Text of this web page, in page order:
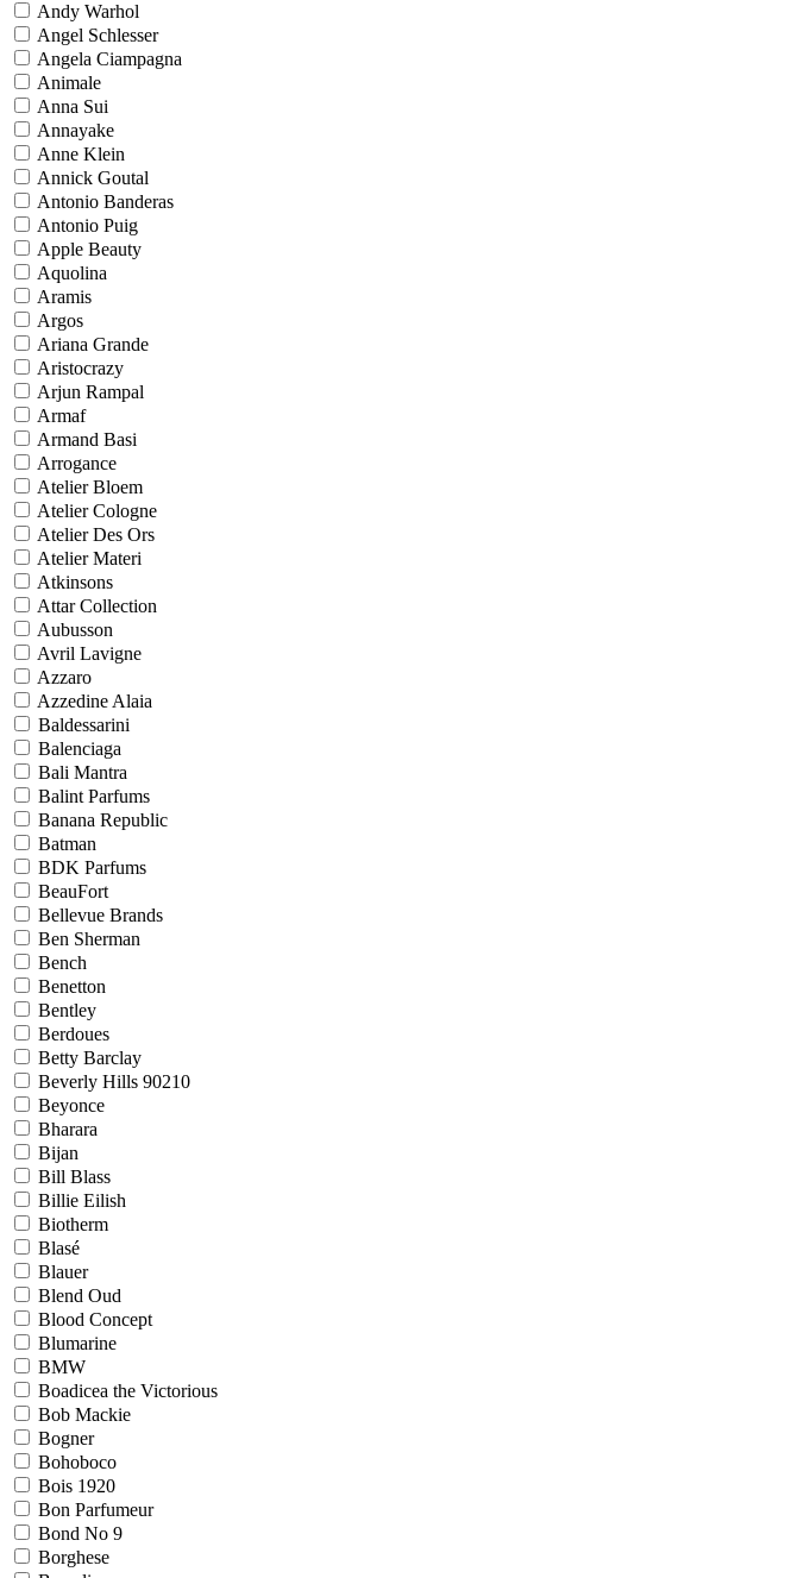
Andy Warhol
Angel Schlesser
Angela Ciampagna
Animale
Anna Sui
Annayake
Anne Klein
Annick Goutal
Antonio Banderas
Antonio Puig
Apple Beauty
Aquolina
Aramis
Argos
Ariana Grande
Aristocrazy
Arjun Rampal
Armaf
Armand Basi
Arrogance
Atelier Bloem
Atelier Cologne
Atelier Des Ors
Atelier Materi
Atkinsons
Attar Collection
Aubusson
Avril Lavigne
Azzaro
Azzedine Alaia
Baldessarini
Balenciaga
Bali Mantra
Balint Parfums
Banana Republic
Batman
BDK Parfums
BeauFort
Bellevue Brands
Ben Sherman
Bench
Benetton
Bentley
Berdoues
Betty Barclay
Beverly Hills 90210
Beyonce
Bharara
Bijan
Bill Blass
Billie Eilish
Biotherm
Blasé
Blauer
Blend Oud
Blood Concept
Blumarine
BMW
Boadicea the Victorious
Bob Mackie
Bogner
Bohoboco
Bois 1920
Bon Parfumeur
Bond No 9
Borghese